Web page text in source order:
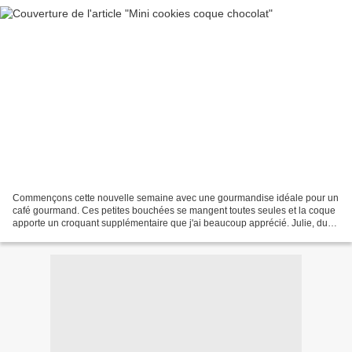
Commençons cette nouvelle semaine avec une gourmandise idéale pour un
café gourmand. Ces petites bouchées se mangent toutes seules et la coque
apporte un croquant supplémentaire que j'ai beaucoup apprécié. Julie, du